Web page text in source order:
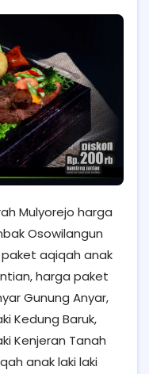
Mulyorejo harga
Osowilangun
aqiqah anak
harga paket
Gunung Anyar,
Kedung Baruk,
Kenjeran Tanah
anak laki laki